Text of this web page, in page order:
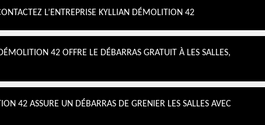
L’ENTREPRISE KYLLIAN DÉMOLITION 42
42 OFFRE LE DÉBARRAS GRATUIT À LES SALLES,
42 ASSURE UN DÉBARRAS DE GRENIER LES SALLES AVEC